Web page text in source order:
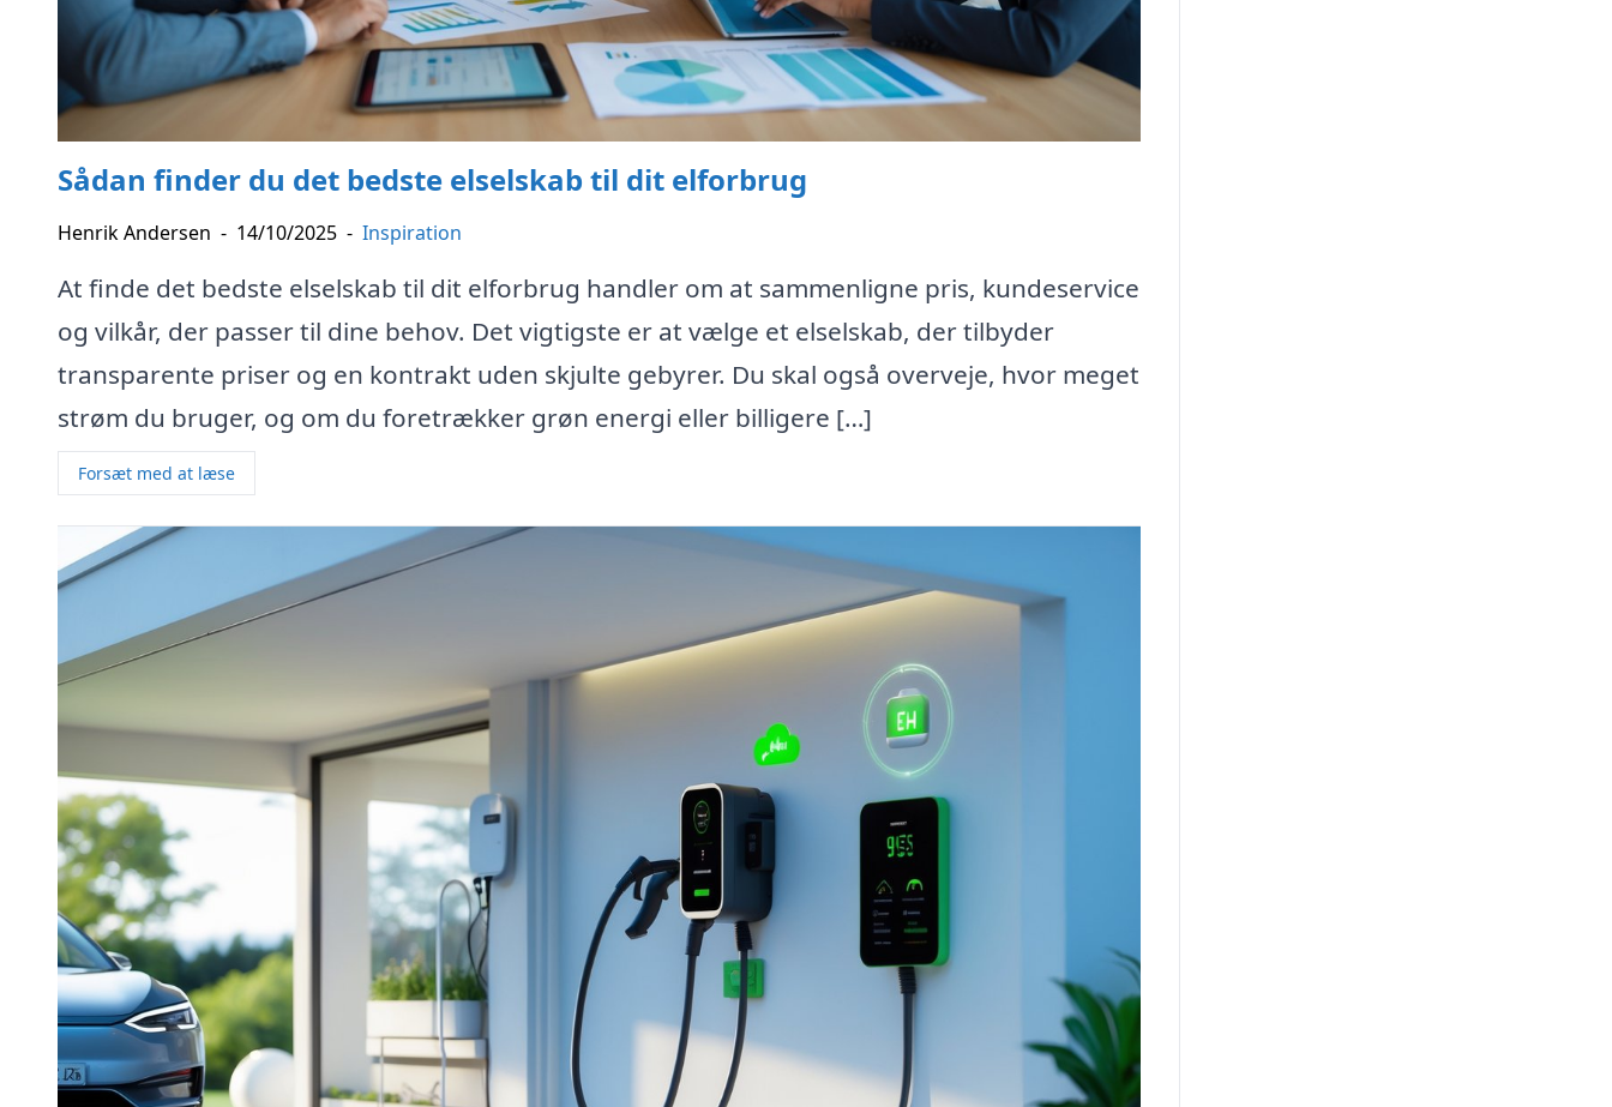
Sådan finder du det bedste elselskab til dit elforbrug
Henrik Andersen - 14/10/2025 - Inspiration
At finde det bedste elselskab til dit elforbrug handler om at sammenligne pris, kundeservice
og vilkår, der passer til dine behov. Det vigtigste er at vælge et elselskab, der tilbyder
transparente priser og en kontrakt uden skjulte gebyrer. Du skal også overveje, hvor meget
strøm du bruger, og om du foretrækker grøn energi eller billigere […]
Forsæt med at læse